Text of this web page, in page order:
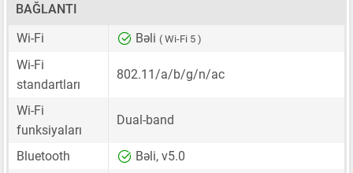
BAĞLANTI
Wi-Fi
Bəli ( Wi-Fi 5 )
Wi-Fi
standartları
802.11/a/b/g/n/ac
Wi-Fi
funksiyaları
Dual-band
Bluetooth Bəli, v5.0